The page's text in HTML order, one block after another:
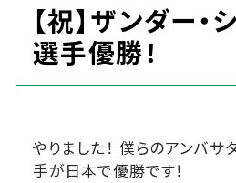
【祝】ザンダー・
選手優勝！
やりました！ 僕らのアンバサ
手が日本で優勝です！